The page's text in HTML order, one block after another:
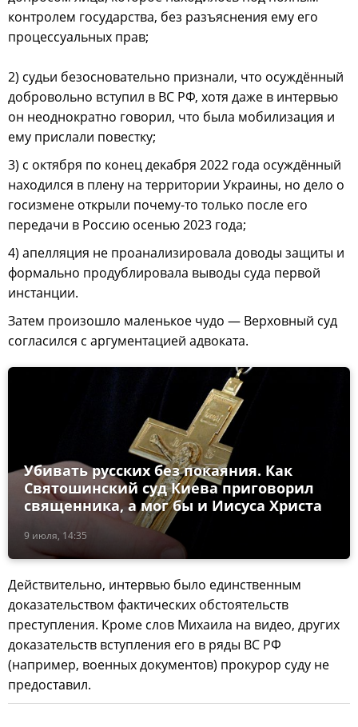
контролем государства, без разъяснения ему его
процессуальных прав;
2) судьи безосновательно признали, что осуждённый
добровольно вступил в ВС РФ, хотя даже в интервью
он неоднократно говорил, что была мобилизация и
ему прислали повестку;
3) с октября по конец декабря 2022 года осуждённый
находился в плену на территории Украины, но дело о
госизмене открыли почему-то только после его
передачи в Россию осенью 2023 года;
4) апелляция не проанализировала доводы защиты и
формально продублировала выводы суда первой
инстанции.
Затем произошло маленькое чудо — Верховный суд
согласился с аргументацией адвоката.
9 июля, 14:35
Убивать русских без покаяния. Как
Святошинский суд Киева приговорил
священника, а мог бы и Иисуса Христа
Действительно, интервью было единственным
доказательством фактических обстоятельств
преступления. Кроме слов Михаила на видео, других
доказательств вступления его в ряды ВС РФ
(например, военных документов) прокурор суду не
предоставил.